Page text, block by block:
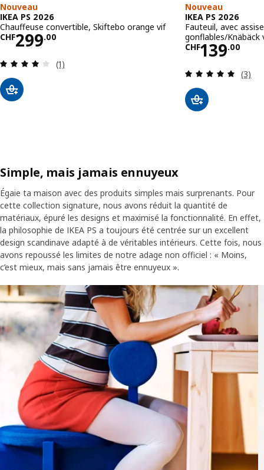
Nouveau
IKEA PS 2026
Chauffeuse convertible, Skiftebo orange vif
CHF299.00
Prix CHF 299.00
Révision: 4 hors de 5 étoiles. Nombre total de
(1)
Nouveau
IKEA PS 2026
Fauteuil, avec
gonflables/Knäbäck
CHF139.00
Prix CHF
(3)
Simple, mais jamais ennuyeux
Égaie ta maison avec des produits simples mais surprenants. Pour
cette collection signature, nous avons réduit la quantité de
matériaux, épuré les designs et maximisé la fonctionnalité. En effet,
la philosophie de IKEA PS a toujours été centrée sur un excellent
design scandinave adapté à de véritables intérieurs. Cette fois, nous
avons repoussé les limites de notre adage non officiel : « Moins,
c’est mieux, mais sans jamais être ennuyeux ».
Skip listing